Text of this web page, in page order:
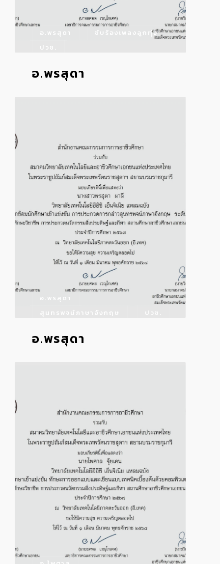
อ.พรสุดา
ขับร้องเพลงลูกทุ่ง
ปวช.
อ.พรสุดา
อ.พรสุดา
สุนทรพจน์ภาษาอังกฤษ
ปวช.
อ.พรสุดา